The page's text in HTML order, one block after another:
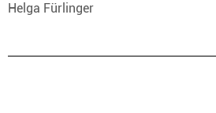
Helga Fürlinger